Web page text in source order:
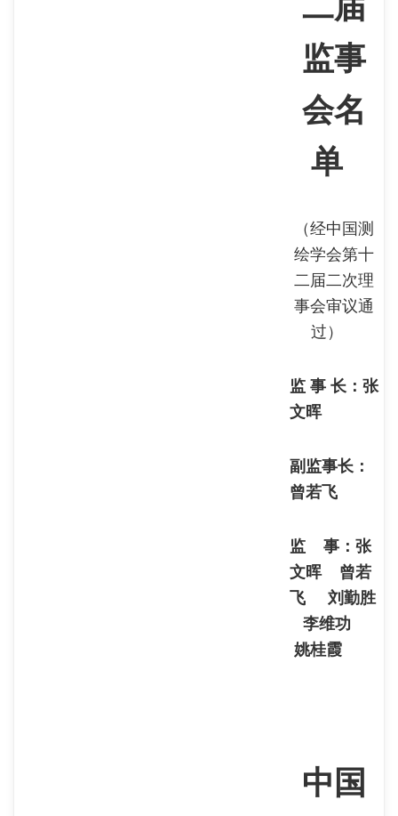
二届
监事
会名
单
（经中国测
绘学会第十
二届二次理
事会审议通
过 ）
监 事 长：张
文晖
副监事长：
曾若飞
监 事：张
文晖 曾若
飞 刘勤胜
李维功
姚桂霞
中国